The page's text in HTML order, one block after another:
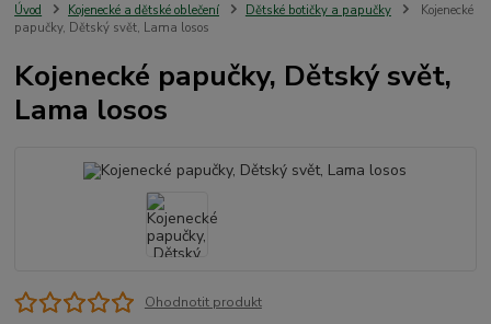
Úvod Kojenecké a dětské oblečení Dětské botičky a papučky
Kojenecké
papučky, Dětský svět, Lama losos
Kojenecké papučky, Dětský svět,
Lama losos
Ohodnotit produkt